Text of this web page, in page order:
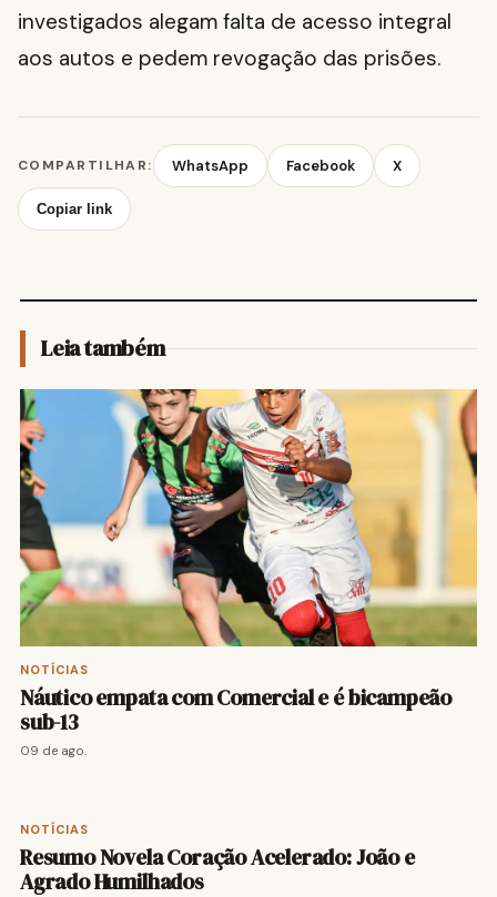
investigados alegam falta de acesso integral
aos autos e pedem revogação das prisões.
COMPARTILHAR: WhatsApp Facebook X
Copiar link
Leia também
NOTÍCIAS
Náutico empata com Comercial e é bicampeão
sub-13
09 de ago.
NOTÍCIAS
Resumo Novela Coração Acelerado: João e
Agrado Humilhados